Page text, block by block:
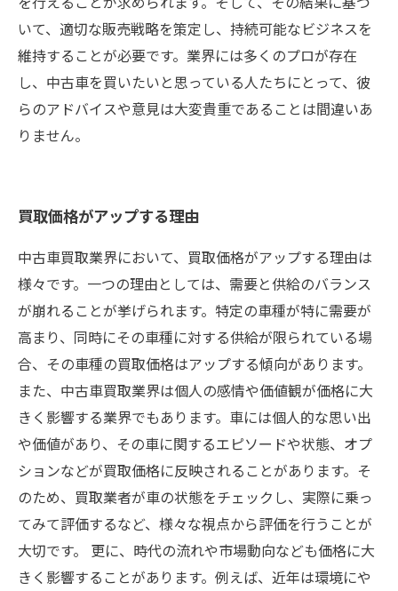
いて、適切な販売戦略を策定し、持続可能なビジネスを
維持することが必要です。業界には多くのプロが存在
し、中古車を買いたいと思っている人たちにとって、彼
らのアドバイスや意見は大変貴重であることは間違いあ
りません。
買取価格がアップする理由
中古車買取業界において、買取価格がアップする理由は
様々です。一つの理由としては、需要と供給のバランス
が崩れることが挙げられます。特定の車種が特に需要が
高まり、同時にその車種に対する供給が限られている場
合、その車種の買取価格はアップする傾向があります。
また、中古車買取業界は個人の感情や価値観が価格に大
きく影響する業界でもあります。車には個人的な思い出
や価値があり、その車に関するエピソードや状態、オプ
ションなどが買取価格に反映されることがあります。そ
のため、買取業者が車の状態をチェックし、実際に乗っ
てみて評価するなど、様々な視点から評価を行うことが
大切です。 更に、時代の流れや市場動向なども価格に大
きく影響することがあります。例えば、近年は環境にや